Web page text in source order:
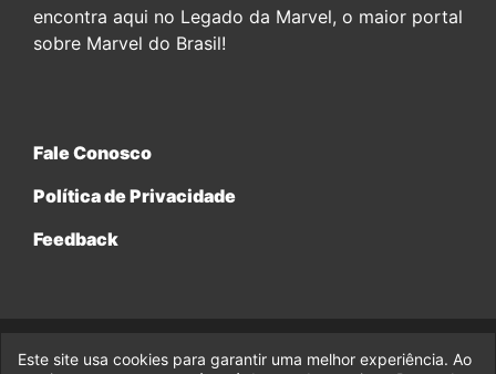
encontra aqui no Legado da Marvel, o maior portal
sobre Marvel do Brasil!
Fale Conosco
Política de Privacidade
Feedback
© 2017-2026 Legado da Marvel, uma empresa da Legado
Este site usa cookies para garantir uma melhor experiência. Ao